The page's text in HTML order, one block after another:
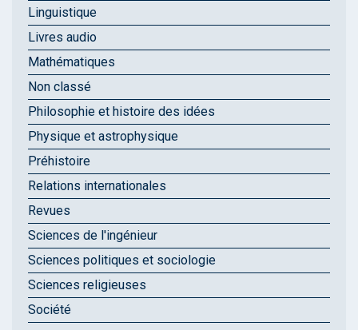
Linguistique
Livres audio
Mathématiques
Non classé
Philosophie et histoire des idées
Physique et astrophysique
Préhistoire
Relations internationales
Revues
Sciences de l'ingénieur
Sciences politiques et sociologie
Sciences religieuses
Société